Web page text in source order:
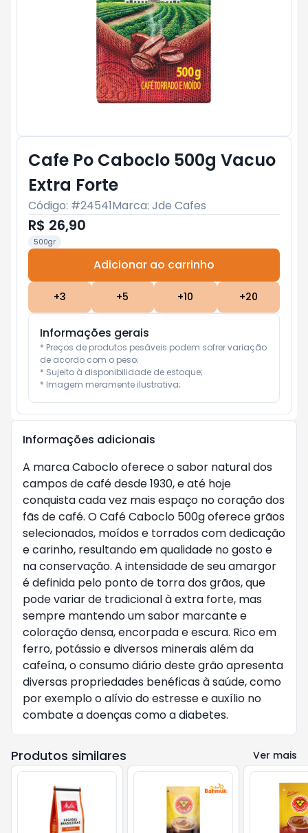
Cafe Po Caboclo 500g Vacuo
Extra Forte
Código: #24541Marca: Jde Cafes
R$ 26,90
500gr
Adicionar ao carrinho
+3 +5 +10 +20
Informações gerais
* Preços de produtos pesáveis podem sofrer variação
de acordo com o peso;
* Sujeito à disponibilidade de estoque;
* Imagem meramente ilustrativa;
Informações adicionais
A marca Caboclo oferece o sabor natural dos
campos de café desde 1930, e até hoje
conquista cada vez mais espaço no coração dos
fãs de café. O Café Caboclo 500g oferece grãos
selecionados, moídos e torrados com dedicação
e carinho, resultando em qualidade no gosto e
na conservação. A intensidade de seu amargor
é definida pelo ponto de torra dos grãos, que
pode variar de tradicional à extra forte, mas
sempre mantendo um sabor marcante e
coloração densa, encorpada e escura. Rico em
ferro, potássio e diversos minerais além da
cafeína, o consumo diário deste grão apresenta
diversas propriedades benéficas à saúde, como
por exemplo o alívio do estresse e auxílio no
combate a doenças como a diabetes.
Produtos similares Ver mais